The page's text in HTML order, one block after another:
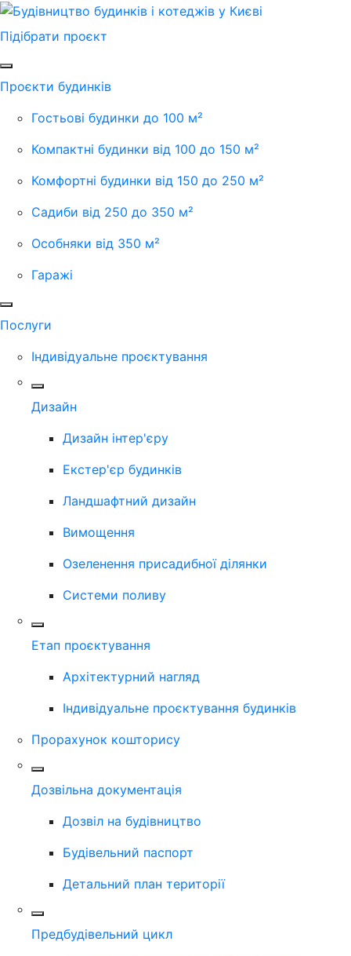
Підібрати проєкт
Проєкти будинків
Гостьові будинки до 100 м²
Компактні будинки від 100 до 150 м²
Комфортні будинки від 150 до 250 м²
Садиби від 250 до 350 м²
Особняки від 350 м²
Гаражі
Послуги
Індивідуальне проєктування
Дизайн
Дизайн інтер'єру
Екстер'єр будинків
Ландшафтний дизайн
Вимощення
Озеленення присадибної ділянки
Системи поливу
Етап проєктування
Архітектурний нагляд
Індивідуальне проєктування будинків
Прорахунок кошторису
Дозвільна документація
Дозвіл на будівництво
Будівельний паспорт
Детальний план території
Предбудівельний цикл